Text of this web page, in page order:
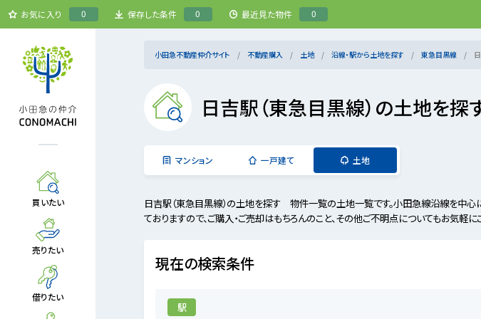
お気に入り 0 保存した条件 0 最近見た物件 0
買いたい
売りたい
借りたい
小田急不動産仲介サイト 不動産購入 土地 沿線・駅から土地を探す 東急目黒線
日吉駅（東急目黒線）の土地を
マンション 一戸建て 土地
日吉駅（東急目黒線）の土地を探す 物件一覧の土地一覧です。小田急線沿線を中
ておりますので、ご購入・ご売却はもちろんのこと、その他ご不明点についてもお気軽に
現在の検索条件
駅